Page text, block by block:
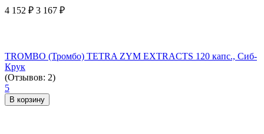
4 152 ₽ 3 167 ₽
TROMBO (Тромбо) TETRA ZYM EXTRACTS 120 капс., Сиб-
Крук
(Отзывов: 2)
5
В корзину